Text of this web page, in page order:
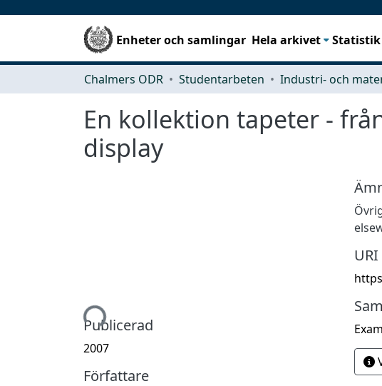
Enheter och samlingar Hela arkivet Statistik
Chalmers ODR Studentarbeten
En kollektion tapeter -
display
Hämtar...
Publicerad
2007
Författare
URI